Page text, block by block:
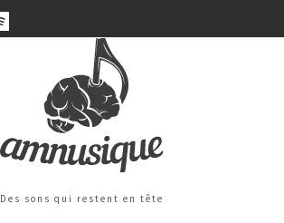
Des sons qui restent en tête